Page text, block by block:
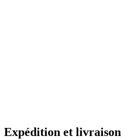
Expédition et livraison